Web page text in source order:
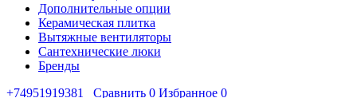
Дополнительные опции
Керамическая плитка
Вытяжные вентиляторы
Сантехнические люки
Бренды
+74951919381
Сравнить 0 Избранное 0